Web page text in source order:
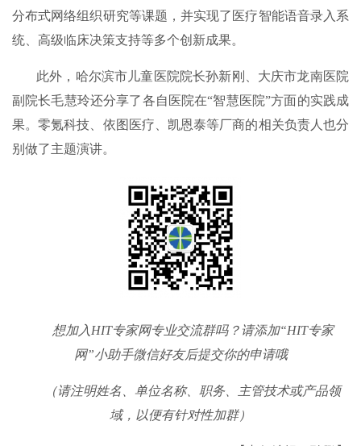
分布式网络组织研究等课题，并实现了医疗智能语音录入系
统、高级临床决策支持等多个创新成果。
此外，哈尔滨市儿童医院院长孙新刚、大庆市龙南医院
副院长毛慧玲还分享了各自医院在“智慧医院”方面的实践成
果。零氪科技、依图医疗、凯恩泰等厂商的相关负责人也分
别做了主题演讲。
想加入HIT专家网专业交流群吗？请添加“HIT专家
网”小助手微信好友后提交你的申请哦
（请注明姓名、单位名称、职务、主管技术或产品领
域，以便有针对性加群）